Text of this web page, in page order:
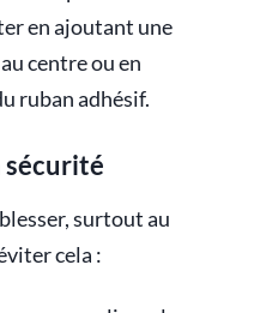
en ajoutant une
centre ou en
ruban adhésif.
sécurité
surtout au
cela :